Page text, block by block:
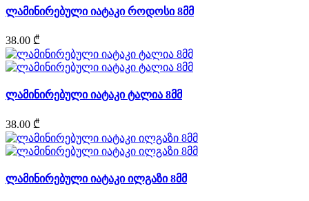
ლამინირებული იატაკი როდოსი 8მმ
38.00 ₾
ლამინირებული იატაკი ტალია 8მმ
38.00 ₾
ლამინირებული იატაკი ილგაზი 8მმ